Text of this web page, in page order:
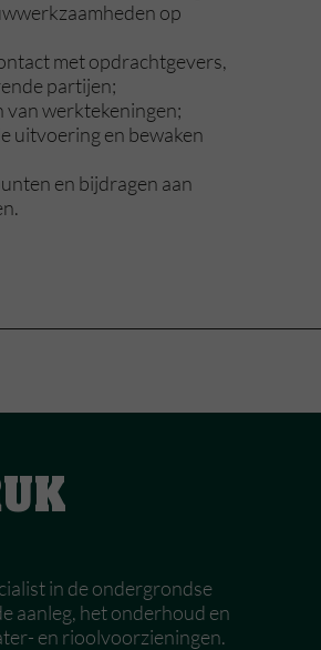
op
met opdrachtgevers,
partijen;
van werktekeningen;
uitvoering en bewaken
en bijdragen aan
in de ondergrondse
aanleg, het onderhoud en
en rioolvoorzieningen.